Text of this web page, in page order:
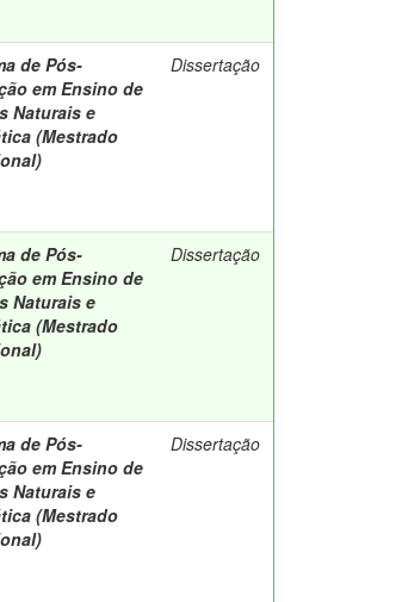
de Pós-
em Ensino de
Naturais e
(Mestrado
Dissertação
de Pós-
em Ensino de
Naturais e
(Mestrado
Dissertação
de Pós-
em Ensino de
Naturais e
(Mestrado
Dissertação